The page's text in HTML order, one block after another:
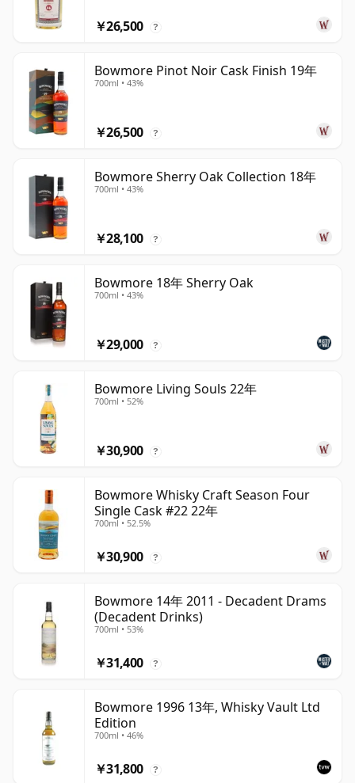
￥26,500 ?
Bowmore Pinot Noir Cask Finish 19年
700ml • 43%
￥26,500 ?
Bowmore Sherry Oak Collection 18年
700ml • 43%
￥28,100 ?
Bowmore 18年 Sherry Oak
700ml • 43%
￥29,000 ?
Bowmore Living Souls 22年
700ml • 52%
￥30,900 ?
Bowmore Whisky Craft Season Four
Single Cask #22 22年
700ml • 52.5%
￥30,900 ?
Bowmore 14年 2011 - Decadent Drams
(Decadent Drinks)
700ml • 53%
￥31,400 ?
Bowmore 1996 13年, Whisky Vault Ltd
Edition
700ml • 46%
￥31,800 ?